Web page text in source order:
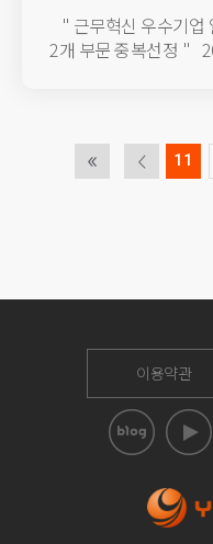
" 근무혁신 우수기업
2개 부문 중복선정 "
11
이용약관